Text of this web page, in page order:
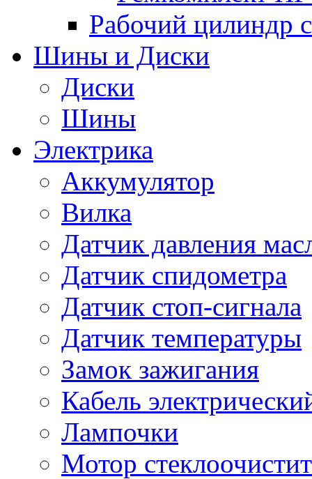
Рабочий цилиндр
Шины и Диски
Диски
Шины
Электрика
Аккумулятор
Вилка
Датчик давления
Датчик спидометра
Датчик стоп-сигнала
Датчик температуры
Замок зажигания
Кабель
Лампочки
Мотор